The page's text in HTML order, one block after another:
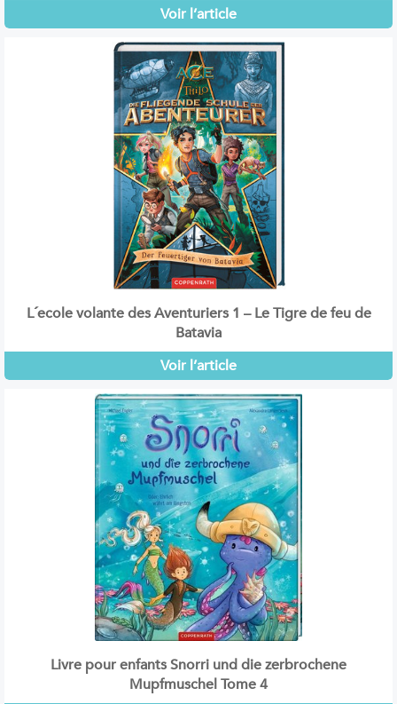
Voir l’article
L´ecole volante des Aventuriers 1 – Le Tigre de feu de
Batavia
Voir l’article
Livre pour enfants Snorri und die zerbrochene
Mupfmuschel Tome 4